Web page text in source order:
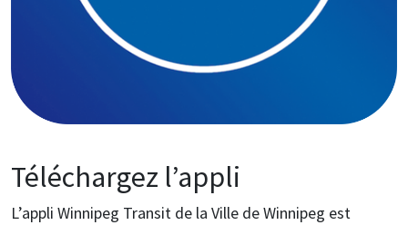
Téléchargez l’appli
L’appli Winnipeg Transit de la Ville de Winnipeg est